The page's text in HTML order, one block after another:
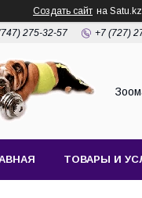
Создать сайт на Satu.kz
275-32-57 +7 (727)
ТОВАРЫ И